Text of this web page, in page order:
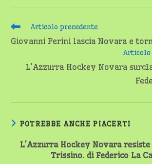
Leggi
articoli
Articolo precedente
Giovanni Perini lascia Novara e
Articolo
L’Azzurra Hockey Novara
POTREBBE ANCHE PIACERTI
L’Azzurra Hockey Novara
Trissino. di Federico La